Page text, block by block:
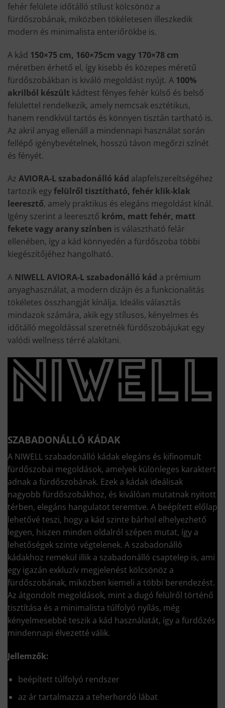
fehér felülete időtálló stílust kölcsönöz a
fürdőszobának, miközben tökéletesen illeszkedik
modern és minimalista enteriőrökbe is.
A kád 150×75 cm, 160×75cm vagy 170×78 cm
méretben érhető el, így kisebb és közepes méretű
fürdőszobákban is kiváló megoldást nyújt. A 100%
akrilból készült kádtest fényes fehér külső és belső
felülettel rendelkezik, amely nemcsak esztétikus,
hanem rendkívül tartós és könnyen tisztán tartható is.
Az akril anyag ellenáll a mindennapi használat során
fellépő igénybevételnek, hosszú távon megőrzi színét
és fényét.
Az AVIORA-L szabadonálló kád alapfelszereltségéhez
tartozik egyfelülről tisztítható, fehér klik-klak
leeresztő, amely praktikus és elegáns megoldást kínál.
Igény szerint a leeresztő króm, matt fehér, matt
fekete vagy arany színben is választható felár
ellenében, így a kád könnyedén a fürdőszoba többi
kiegészítőjéhez hangolható.
A NIWELL AVIORA-L szabadonálló kád a prémium
anyaghasználat, a modern dizájn és a funkcionalitás
tökéletes összhangját kínálja. Ideális választás
mindazok számára, akik egy stílusos, kényelmes és
időtálló megoldással szeretnék fürdőszobájukat egy
valódi wellness térré alakítani.
SZABADONÁLLÓ KÁDAK
A NIWELL szabadonálló kádak elegáns és kifinomult
fürdőszobai megoldások, amelyek különleges karaktert
adnak a fürdőszobának. Ezek a kádak ideálisak
nagyobb fürdőszobákhoz, és kiválóan mutatnak nyitott
térben, elegáns hangulatot teremtve. A beépített előlap
lehetővé teszi, hogy a kád szinte bárhol elhelyezhető
legyen, hiszen minden oldalról szépen mutat, így a
lehetőségek szinte végtelenek. A szabadonálló
kádakhoz remekül illik a szabadonálló csaptelep is, ami
egy igazán exkluzív megjelenést kölcsönöz a
fürdőszobának, miközben kiemeli a többi berendezést.
Az átgondolt megoldások, mint a dugó felülről történő
tisztítása és a minimalista túlfolyó nyílás, még
kényelmesebbé teszik a kád használatát, így a fürdőzés
mindennapi élvezetté válik.
Jellemzők:
beépített túlfolyó rendszer
az ár tartalmazza a teherhordó lábat